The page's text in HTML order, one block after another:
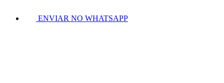
ENVIAR NO WHATSAPP